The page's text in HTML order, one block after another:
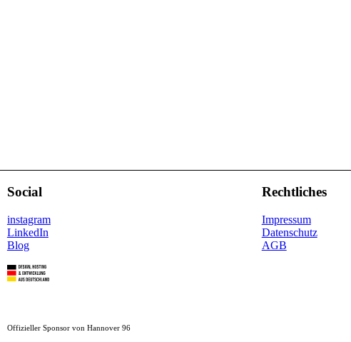
Social
instagram
LinkedIn
Blog
Offizieller Sponsor von Hannover 96
Rechtliches
Impressum
Datenschutz
AGB